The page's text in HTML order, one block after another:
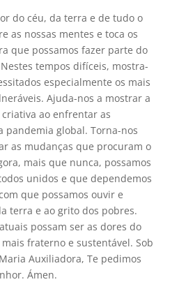
do céu, da terra e de tudo o
as nossas mentes e toca os
que possamos fazer parte do
tempos difíceis, mostra-
especialmente os mais
Ajuda-nos a mostrar a
ao enfrentar as
pandemia global. Torna-nos
as mudanças que procuram o
mais que nunca, possamos
unidos e que dependemos
que possamos ouvir e
terra e ao grito dos pobres.
possam ser as dores do
fraterno e sustentável. Sob
Auxiliadora, Te pedimos
Ámen.